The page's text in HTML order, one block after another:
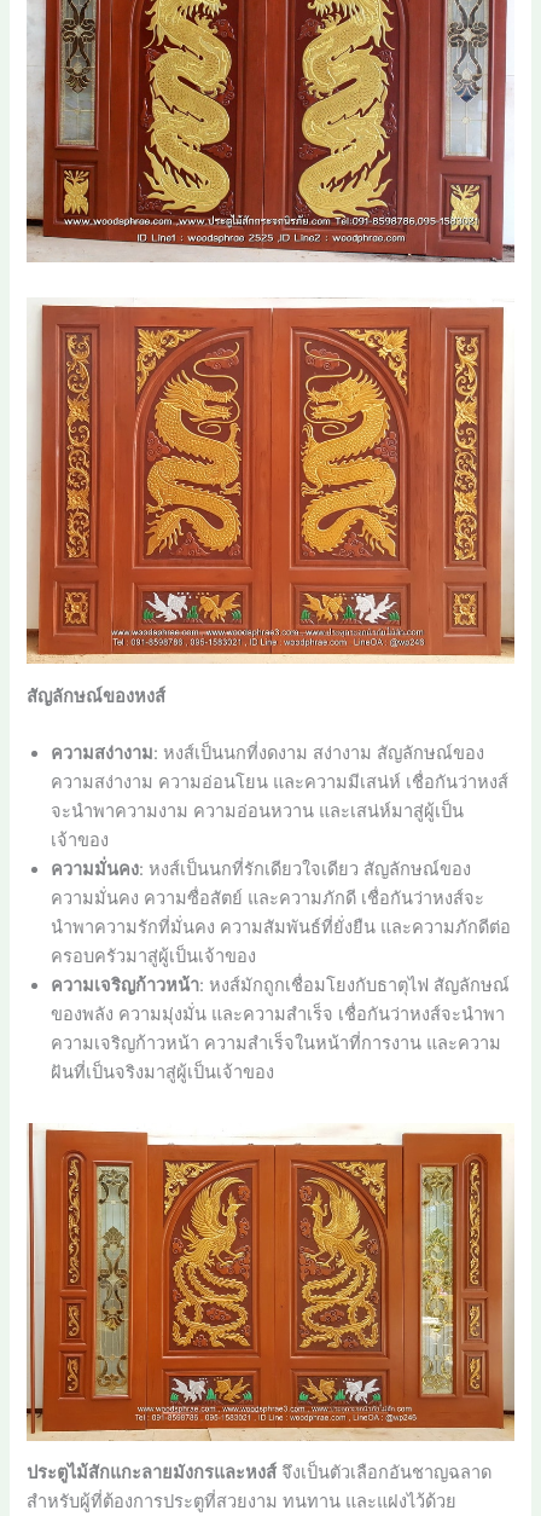
สัญลักษณ์ของหงส์
ความสง่างาม: หงส์เป็นนกที่งดงาม สง่างาม สัญลักษณ์ของ
ความสง่างาม ความอ่อนโยน และความมีเสน่ห์ เชื่อกันว่าหงส์
จะนำพาความงาม ความอ่อนหวาน และเสน่ห์มาสู่ผู้เป็น
เจ้าของ
ความมั่นคง: หงส์เป็นนกที่รักเดียวใจเดียว สัญลักษณ์ของ
ความมั่นคง ความซื่อสัตย์ และความภักดี เชื่อกันว่าหงส์จะ
นำพาความรักที่มั่นคง ความสัมพันธ์ที่ยั่งยืน และความภักดีต่อ
ครอบครัวมาสู่ผู้เป็นเจ้าของ
ความเจริญก้าวหน้า: หงส์มักถูกเชื่อมโยงกับธาตุไฟ สัญลักษณ์
ของพลัง ความมุ่งมั่น และความสำเร็จ เชื่อกันว่าหงส์จะนำพา
ความเจริญก้าวหน้า ความสำเร็จในหน้าที่การงาน และความ
ฝันที่เป็นจริงมาสู่ผู้เป็นเจ้าของ
ประตูไม้สักแกะลายมังกรและหงส์ จึงเป็นตัวเลือกอันชาญฉลาด
สำหรับผู้ที่ต้องการประตูที่สวยงาม ทนทาน และแฝงไว้ด้วย